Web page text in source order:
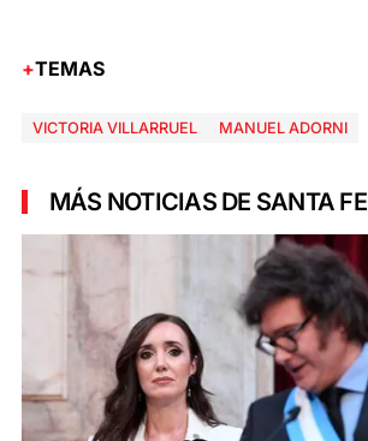
TEMAS
VICTORIA VILLARRUEL MANUEL ADORNI
MÁS NOTICIAS DE SANTA FE